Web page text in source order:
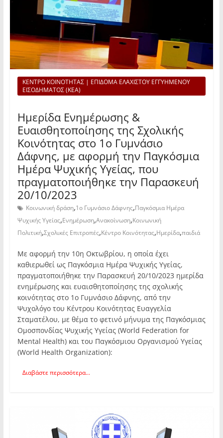
ΚΕΝΤΡΟ ΚΟΙΝΟΤΗΤΑΣ | ΕΠΙΔΟΜΑ ΕΛΑΧΙΣΤΟΥ ΕΓΓΥΗΜΕΝΟΥ
ΕΙΣΟΔΗΜΑΤΟΣ (ΚΕΑ)
Ημερίδα Ενημέρωσης &
Ευαισθητοποίησης της Σχολικής
Κοινότητας στο 1ο Γυμνάσιο
Δάφνης, με αφορμή την Παγκόσμια
Ημέρα Ψυχικής Υγείας, που
πραγματοποιήθηκε την Παρασκευή
20/10/2023
Κοινωνική δράση,1ο Γυμνάσιο Δάφνης,Παγκόσμια Ημέρα
Ψυχικής Υγείας,Ενημέρωση,Ανακοίνωση,Κοινωνική
Πολιτική,Σχολικές Επιτροπές,Κέντρο Κοινότητας,Ημερίδα,παιδιά
Με αφορμή την 10η Οκτωβρίου, η οποία έχει
καθιερωθεί ως Παγκόσμια Ημέρα Ψυχικής Υγείας,
πραγματοποιήθηκε την Παρασκευή 20/10/2023 ημερίδα
ενημέρωσης και ευαισθητοποίησης της σχολικής
κοινότητας στο 1ο Γυμνάσιο Δάφνης, από την
Ψυχολόγο του Κέντρου Κοινότητας Ευαγγελία
Σταματέλου, με θέμα το φετινό μήνυμα της Παγκόσμιας
Ομοσπονδίας Ψυχικής Υγείας (World Federation for
Mental Health) και του Παγκόσμιου Οργανισμού Υγείας
(World Health Organization):
Διαβάστε περισσότερα...